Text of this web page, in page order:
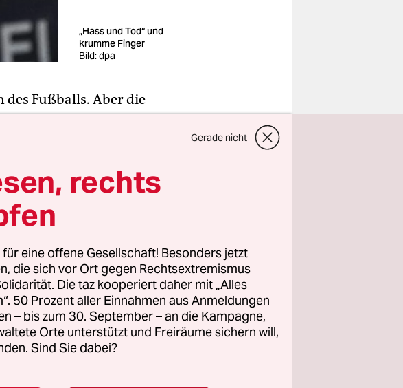
„Hass und Tod“ und
krumme Finger
Bild: dpa
des Fußballs. Aber die
Identität, die
lässt, also
andere, der Konkurrent,
das in Zeiten der
mit und sagen, dass
ist und
Gerade nicht
rechts
eine offene Gesellschaft! Besonders jetzt
die sich vor Ort gegen Rechtsextremismus
Die taz kooperiert daher mit „Alles
50 Prozent aller Einnahmen aus Anmeldungen
– bis zum 30. September – an die Kampagne,
Orte unterstützt und Freiräume sichern will,
Sind Sie dabei?